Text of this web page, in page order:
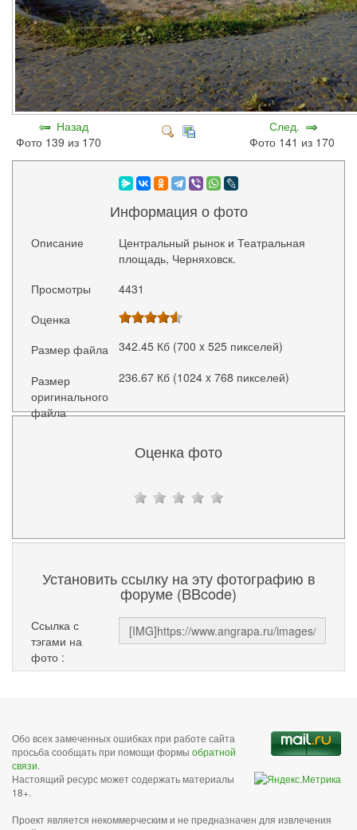
Назад
Фото 139 из 170
След.
Фото 141 из 170
Информация о фото
Описание
Центральный рынок и Театральная
площадь, Черняховск.
Просмотры
4431
Оценка
Размер файла
342.45 Кб (700 x 525 пикселей)
Размер
оригинального
файла
236.67 Кб (1024 x 768 пикселей)
Оценка фото
Установить ссылку на эту фотографию в
форуме (BBcode)
Ссылка с
тэгами на
фото :
Обо всех замеченных ошибках при работе сайта
просьба сообщать при помощи формы обратной
связи.
Настоящий ресурс может содержать материалы
18+.
Проект является некоммерческим и не предназначен для извлечения